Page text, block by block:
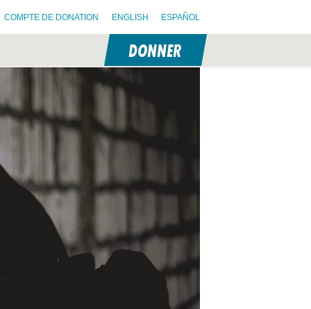
COMPTE DE DONATION ENGLISH ESPAÑOL
DONNER